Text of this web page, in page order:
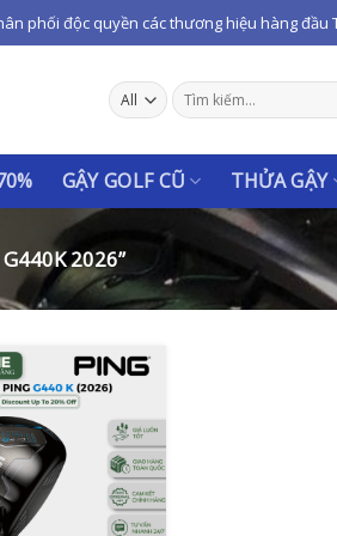
phối độc quyền các thương hiệu hàng đầu
Tìm
kiếm:
GẬY GOLF CŨ THỬA GẬY
2026”